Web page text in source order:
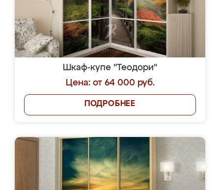
Шкаф-купе "Теодори"
Цена: от 64 000 руб.
ПОДРОБНЕЕ